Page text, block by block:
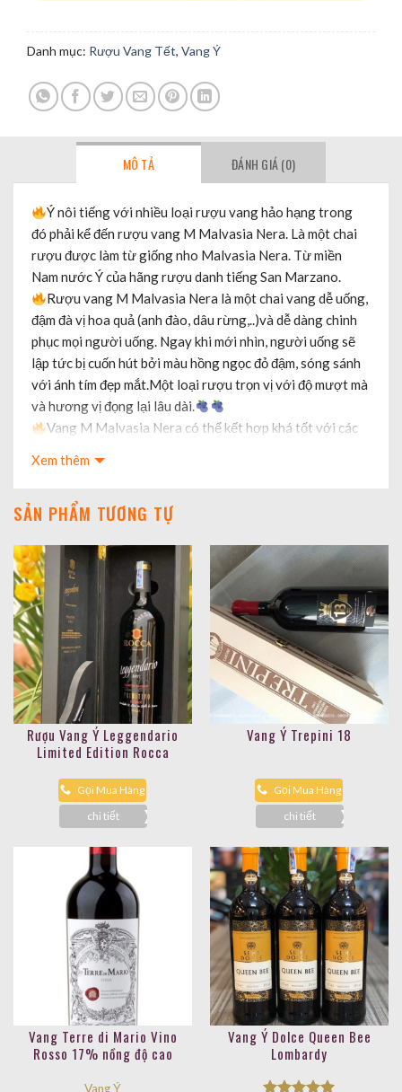
Danh mục: Rượu Vang Tết, Vang Ý
MÔ TẢ ĐÁNH GIÁ (0)
Ý nôi tiếng với nhiều loại rượu vang hảo hạng trong
đó phải kể đến rượu vang M Malvasia Nera. Là một chai
rượu được làm từ giống nho Malvasia Nera. Từ miền
Nam nước Ý của hãng rượu danh tiếng San Marzano.
Rượu vang M Malvasia Nera là một chai vang dễ uống,
đậm đà vị hoa quả (anh đào, dâu rừng,..)và dễ dàng chinh
phục mọi người uống. Ngay khi mới nhìn, người uống sẽ
lập tức bị cuốn hút bởi màu hồng ngọc đỏ đậm, sóng sánh
với ánh tím đẹp mắt.Một loại rượu trọn vị với độ mượt mà
và hương vị đọng lại lâu dài.
Vang M Malvasia Nera có thể kết hợp khá tốt với các
thịt đỏ (thịt bò, thịt dê, thịt heo quay, vịt quay,…) và các
ngâm.
Xem thêm
SẢN PHẨM TƯƠNG TỰ
Rượu Vang Ý Leggendario
Limited Edition Rocca
Gọi Mua Hàng
chi tiết
Vang Ý Trepini 18
Gọi Mua Hàng
chi tiết
Vang Terre di Mario Vino
Rosso 17% nồng độ cao
Vang Ý
Vang Ý Dolce Queen Bee
Lombardy